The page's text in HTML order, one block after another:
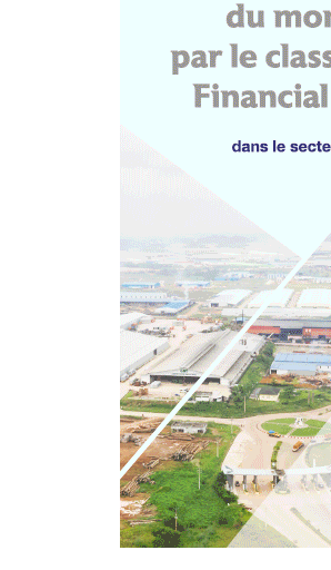
Social : La Ministre des Affaires
sociales en...
31 juillet 2026